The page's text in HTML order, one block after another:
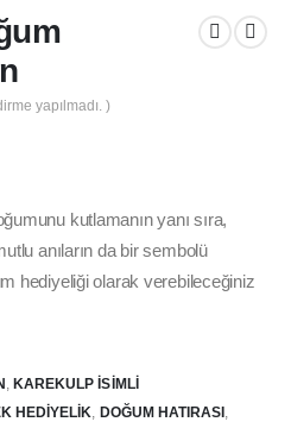
yapılmadı. )
kutlamanın yanı sıra,
anıların da bir sembolü
hediyeliği olarak verebileceğiniz
, KAREKULP İSIMLI
HEDIYELIK DOĞUM HATIRASI